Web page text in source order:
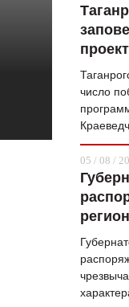
число
05 / 08 /